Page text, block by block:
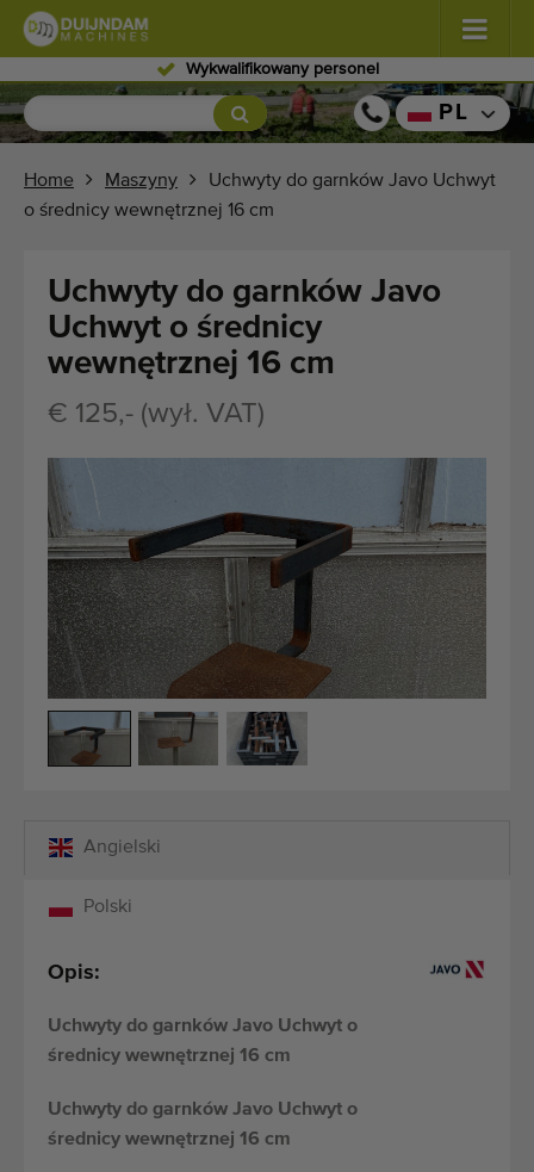
Wykwalifikowany personel
Kwiaty i rośliny
Warzywa szklarniowe (347)
Owoce (333)
Przenośniki (443)
Ostatnio widziany maszyny
Ostatnio dodane maszyny
Powiadomieniom o maszynach
Import maszyn
Maszyny
O nas
Wykwalifikowany personel
PL
Home Maszyny
Uchwyty do garnków Javo Uchwyt
o średnicy wewnętrznej 16 cm
Uchwyty do garnków Javo
Uchwyt o średnicy
wewnętrznej 16 cm
€ 125,- (wył. VAT)
Polski
Angielski
Opis:
Uchwyty do garnków Javo Uchwyt o
średnicy wewnętrznej 16 cm
Uchwyty do garnków Javo Uchwyt o
średnicy wewnętrznej 16 cm